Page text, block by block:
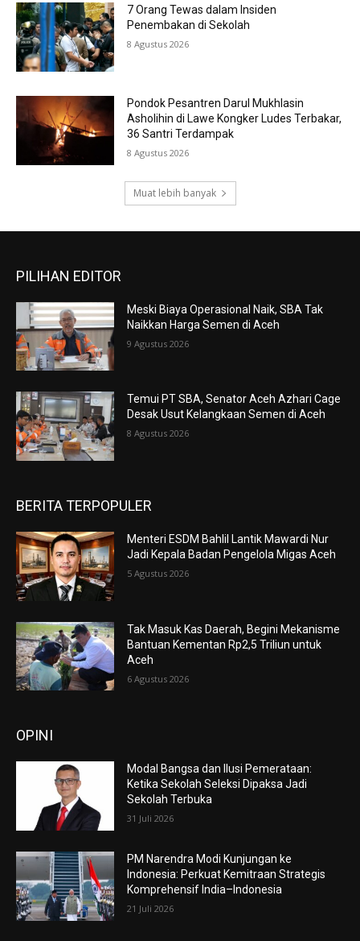
7 Orang Tewas dalam Insiden
Penembakan di Sekolah
8 Agustus 2026
Pondok Pesantren Darul Mukhlasin
Asholihin di Lawe Kongker Ludes Terbakar,
36 Santri Terdampak
8 Agustus 2026
Muat lebih banyak
PILIHAN EDITOR
Meski Biaya Operasional Naik, SBA Tak
Naikkan Harga Semen di Aceh
9 Agustus 2026
Temui PT SBA, Senator Aceh Azhari Cage
Desak Usut Kelangkaan Semen di Aceh
8 Agustus 2026
BERITA TERPOPULER
Menteri ESDM Bahlil Lantik Mawardi Nur
Jadi Kepala Badan Pengelola Migas Aceh
5 Agustus 2026
Tak Masuk Kas Daerah, Begini Mekanisme
Bantuan Kementan Rp2,5 Triliun untuk
Aceh
6 Agustus 2026
OPINI
Modal Bangsa dan Ilusi Pemerataan:
Ketika Sekolah Seleksi Dipaksa Jadi
Sekolah Terbuka
31 Juli 2026
PM Narendra Modi Kunjungan ke
Indonesia: Perkuat Kemitraan Strategis
Komprehensif India–Indonesia
21 Juli 2026